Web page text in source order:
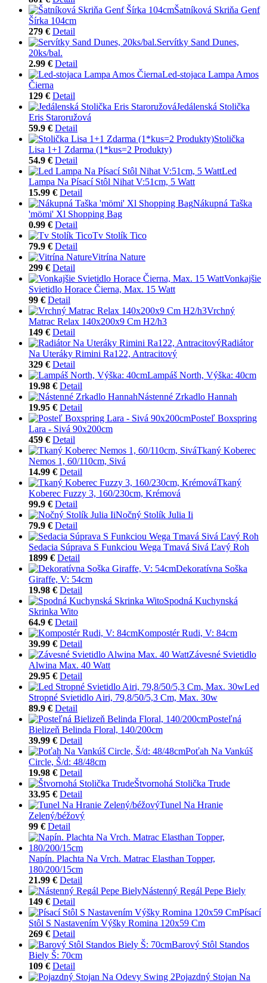
Šatníková Skriňa Genf
Šírka 104cm
279 € Detail
Servítky Sand Dunes,
20ks/bal.
2.99 € Detail
Led-stojaca Lampa Amos
Čierna
129 € Detail
Jedálenská Stolička
Eris Staroružová
59.9 € Detail
Stolička
Lisa 1+1 Zdarma (1*kus=2 Produkty)
54.9 € Detail
Led
Lampa Na Písací Stôl Nihat V:51cm, 5 Watt
15.99 € Detail
Nákupná Taška
'mömi' Xl Shopping Bag
0.99 € Detail
Tv Stolík Tico
79.9 € Detail
Vitrína Nature
299 € Detail
Vonkajšie
Svietidlo Horace Čierna, Max. 15 Watt
99 € Detail
Vrchný
Matrac Relax 140x200x9 Cm H2/h3
149 € Detail
Radiátor
Na Uteráky Rimini Ra122, Antracitový
329 € Detail
Lampáš North, Výška: 40cm
19.98 € Detail
Nástenné Zrkadlo Hannah
19.95 € Detail
Posteľ Boxspring
Lara - Sivá 90x200cm
459 € Detail
Tkaný Koberec
Nemos 1, 60/110cm, Sivá
14.99 € Detail
Tkaný
Koberec Fuzzy 3, 160/230cm, Krémová
99.9 € Detail
Nočný Stolík Julia Ii
79.9 € Detail
Sedacia Súprava S Funkciou Wega Tmavá Sivá Ľavý Roh
1899 € Detail
Dekoratívna Soška
Giraffe, V: 54cm
19.98 € Detail
Spodná Kuchynská
Skrinka Wito
64.9 € Detail
Kompostér Rudi, V: 84cm
39.99 € Detail
Závesné Svietidlo
Alwina Max. 40 Watt
29.95 € Detail
Led
Stropné Svietidlo Airi, 79,8/50/5,3 Cm, Max. 30w
89.9 € Detail
Posteľná
Bielizeň Belinda Floral, 140/200cm
39.99 € Detail
Poťah Na Vankúš
Circle, Š/d: 48/48cm
19.98 € Detail
Štvornohá Stolička Trude
33.95 € Detail
Tunel Na Hranie
Zelený/béžový
99 € Detail
Napín. Plachta Na Vrch. Matrac Elasthan Topper,
180/200/15cm
21.99 € Detail
Nástenný Regál Pepe Biely
149 € Detail
Písací
Stôl S Nastavením Výšky Romina 120x59 Cm
269 € Detail
Barový Stôl Standos
Biely Š: 70cm
109 € Detail
Pojazdný Stojan Na